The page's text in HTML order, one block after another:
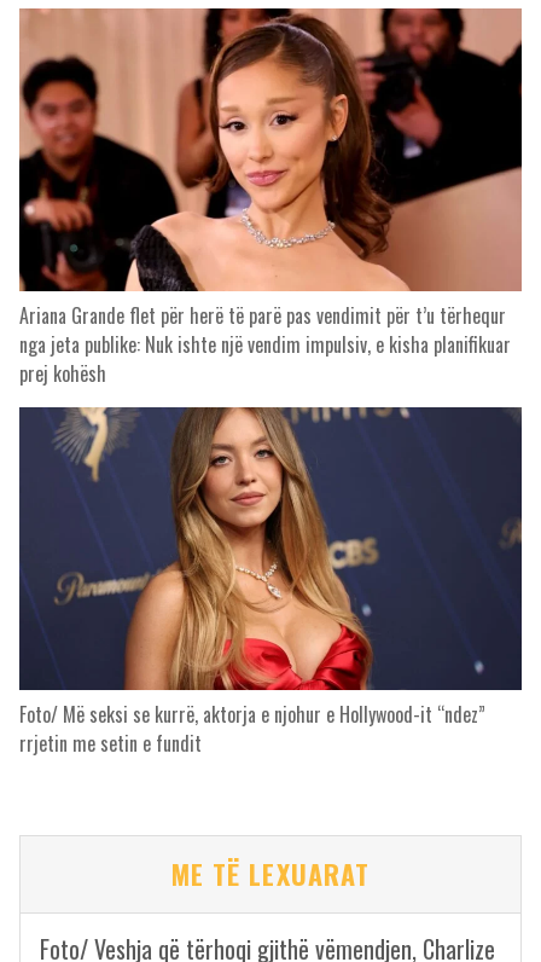
Ariana Grande flet për herë të parë pas vendimit për t’u tërhequr
nga jeta publike: Nuk ishte një vendim impulsiv, e kisha planifikuar
prej kohësh
Foto/ Më seksi se kurrë, aktorja e njohur e Hollywood-it “ndez”
rrjetin me setin e fundit
ME TË LEXUARAT
Foto/ Veshja që tërhoqi gjithë vëmendjen, Charlize